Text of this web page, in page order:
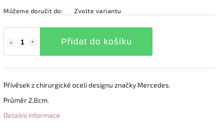
Můžeme doručit do: Zvolte variantu
Přidat do košíku
Přívěsek z chirurgické oceli designu značky Mercedes.
Průměr 2,8cm.
Detailní informace